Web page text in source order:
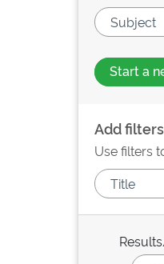
Start a
Add
Use filters